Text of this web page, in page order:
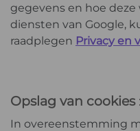
gegevens en hoe
diensten van Google,
raadplegen Privacy en
Opslag van cookies :
In overeenstemming